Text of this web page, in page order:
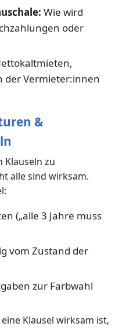
Wie wird
oder
der Vermieter:innen
&
Klauseln zu
alle sind wirksam.
(„alle 3 Jahre muss
vom Zustand der
zur Farbwahl
Klausel wirksam ist,